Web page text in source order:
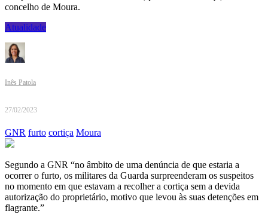
concelho de Moura.
Atualidade
Inês Patola
27/02/2023
GNR furto cortiça Moura
Segundo a GNR “no âmbito de uma denúncia de que estaria a
ocorrer o furto, os militares da Guarda surpreenderam os suspeitos
no momento em que estavam a recolher a cortiça sem a devida
autorização do proprietário, motivo que levou às suas detenções em
flagrante.”